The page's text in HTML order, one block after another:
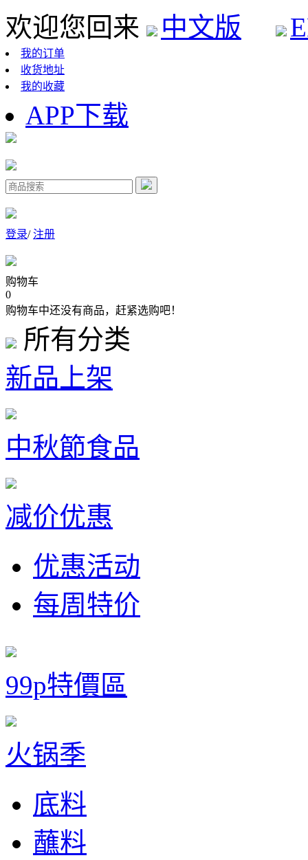
欢迎您回来 中文版
我的订单
收货地址
我的收藏
APP下载
登录/注册
购物车
0
购物车中还没有商品，赶紧选购吧！
所有分类
新品上架
中秋節食品
减价优惠
优惠活动
每周特价
99p特價區
火锅季
底料
蘸料